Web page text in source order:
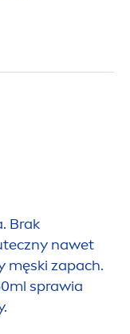
Brak
nawet
męski zapach.
sprawia